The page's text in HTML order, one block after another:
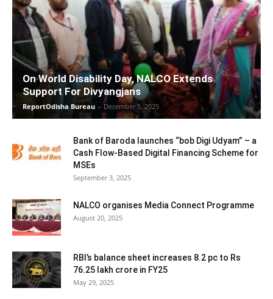
On World Disability Day, NALCO Extends
Support For Divyangjans
ReportOdisha Bureau - December 5, 2025
Bank of Baroda launches “bob Digi Udyam” – a
Cash Flow-Based Digital Financing Scheme for
MSEs
September 3, 2025
NALCO organises Media Connect Programme
August 20, 2025
RBI’s balance sheet increases 8.2 pc to Rs
76.25 lakh crore in FY25
May 29, 2025